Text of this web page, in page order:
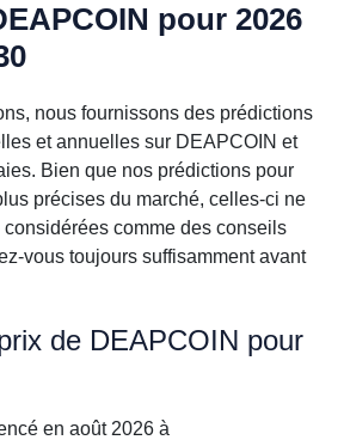
pour 2026
nous fournissons des prédictions
et annuelles sur DEAPCOIN et
Bien que nos prédictions pour
précises du marché, celles-ci ne
comme des conseils
vous toujours suffisamment avant
de DEAPCOIN pour
en août 2026 à